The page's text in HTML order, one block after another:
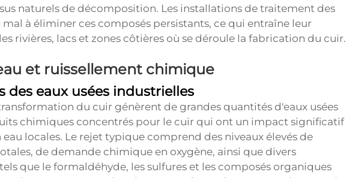
naturels de décomposition. Les installations de traitement des
à éliminer ces composés persistants, ce qui entraîne leur
rivières, lacs et zones côtières où se déroule la fabrication du cuir.
et ruissellement chimique
des eaux usées industrielles
du cuir génèrent de grandes quantités d'eaux usées
chimiques concentrés pour le cuir qui ont un impact significatif
eau locales. Le rejet typique comprend des niveaux élevés de
de demande chimique en oxygène, ainsi que divers
que le formaldéhyde, les sulfures et les composés organiques